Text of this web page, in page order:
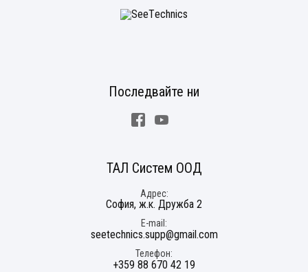
ТАЛ Систем ООД
Адрес
София, ж.к. Дружба 2
E-mail
seetechnics.supp@gmail.com
Телефон
+359 88 670 42 19
Последвайте ни
Facebook